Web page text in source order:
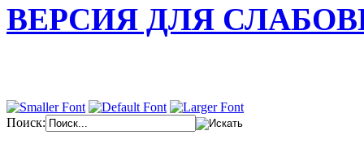
ВЕРСИЯ ДЛЯ
Поиск: